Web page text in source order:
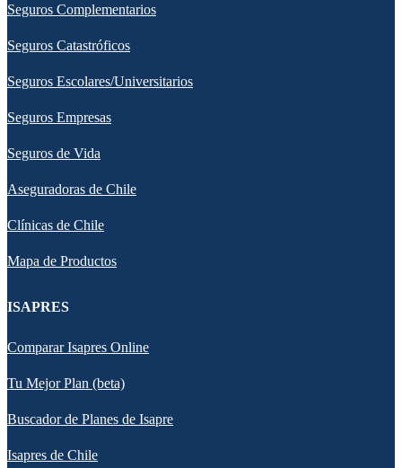
Seguros Complementarios
Seguros Catastróficos
Seguros Escolares/Universitarios
Seguros Empresas
Seguros de Vida
Aseguradoras de Chile
Clínicas de Chile
Mapa de Productos
ISAPRES
Comparar Isapres Online
Tu Mejor Plan (beta)
Buscador de Planes de Isapre
Isapres de Chile